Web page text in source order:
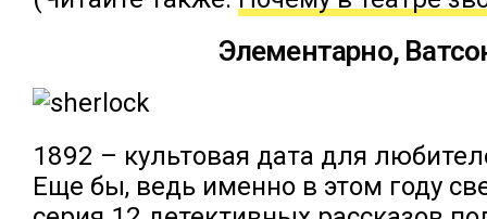
Элементарно,
1892 – культовая дата для
Еще бы, ведь именно в этом году